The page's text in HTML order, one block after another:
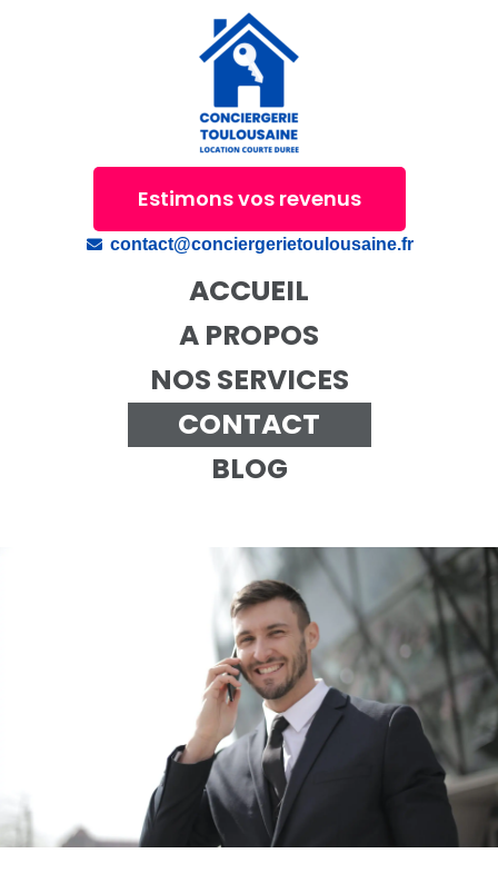
Estimons vos revenus
contact@conciergerietoulousaine.fr
ACCUEIL
A PROPOS
NOS SERVICES
CONTACT
BLOG